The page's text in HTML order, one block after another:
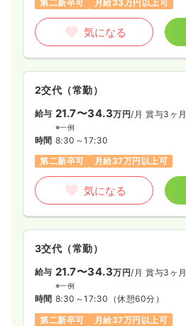
第二新卒可
月給33万円以上可
気になる
2交代（常勤）
給与 21.7〜34.3万円/月 賞与3ヶ月
※一例
時間 8:30～17:30
第二新卒可
月給37万円以上可
気になる
3交代（常勤）
給与 21.7〜34.3万円/月 賞与3ヶ月
※一例
時間 8:30～17:30 （休憩60分）
第二新卒可
月給37万円以上可